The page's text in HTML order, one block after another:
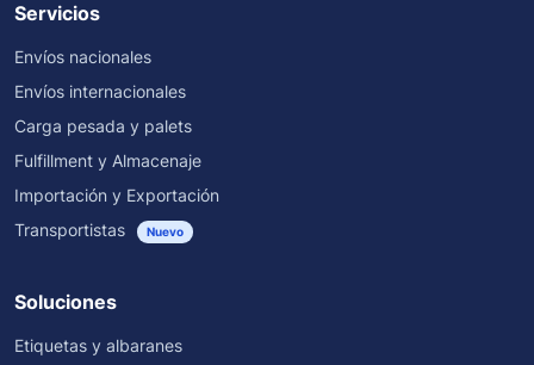
Servicios
Envíos nacionales
Envíos internacionales
Carga pesada y palets
Fulfillment y Almacenaje
Importación y Exportación
Transportistas
Nuevo
Soluciones
Etiquetas y albaranes